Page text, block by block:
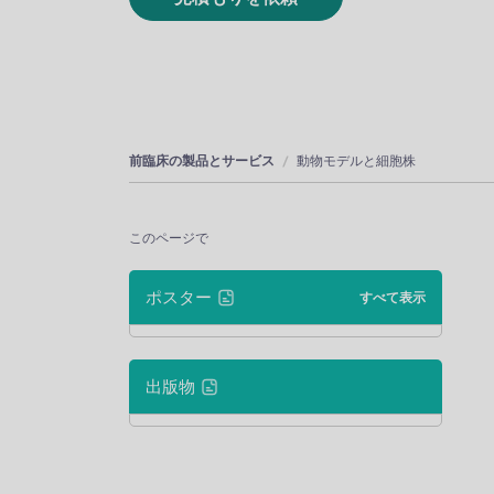
前臨床の製品とサービス 動物モデルと細胞株
このページで
ポスター すべて表示
出版物